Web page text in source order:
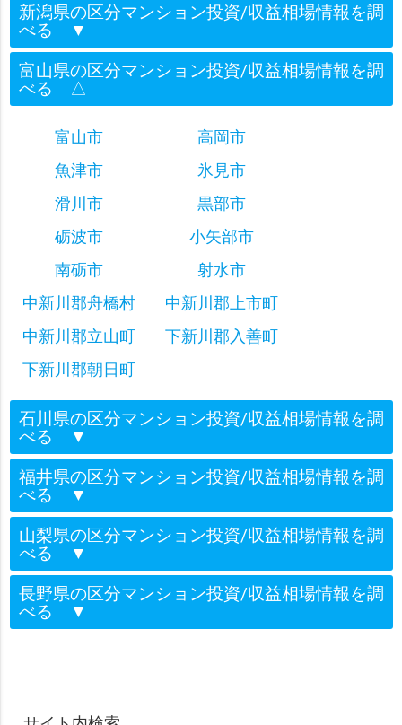
新潟県の区分マンション投資/収益相場情報を調
べる ▼
富山県の区分マンション投資/収益相場情報を調
べる △
富山市
高岡市
魚津市
氷見市
滑川市
黒部市
砺波市
小矢部市
南砺市
射水市
中新川郡舟橋村
中新川郡上市町
中新川郡立山町
下新川郡入善町
下新川郡朝日町
石川県の区分マンション投資/収益相場情報を調
べる ▼
福井県の区分マンション投資/収益相場情報を調
べる ▼
山梨県の区分マンション投資/収益相場情報を調
べる ▼
長野県の区分マンション投資/収益相場情報を調
べる ▼